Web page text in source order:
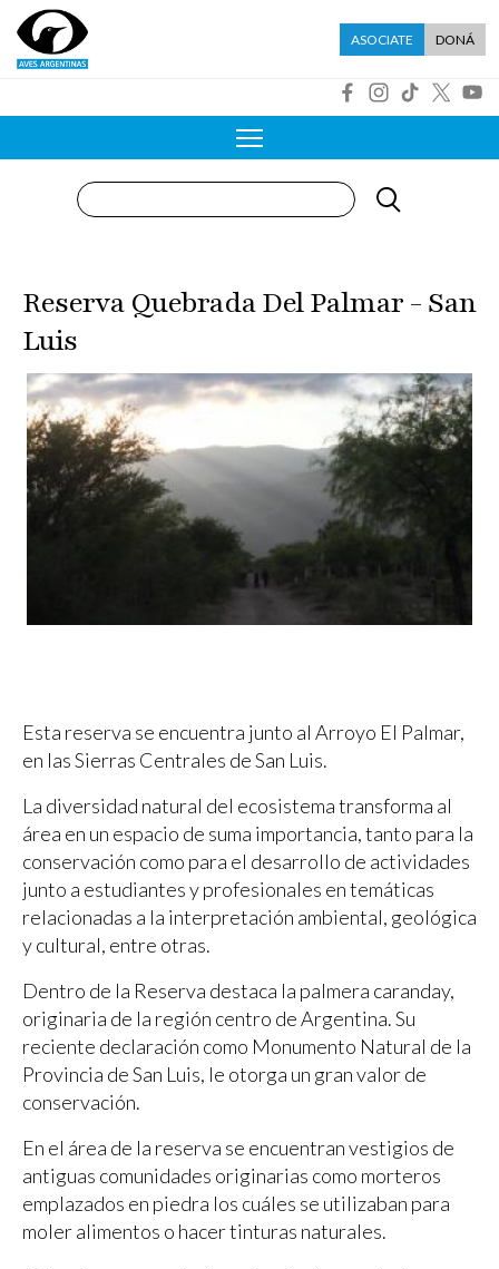
Pasar al contenido principal
Menú asociate
ASOCIATE DONÁ
Buscar
Reserva Quebrada Del Palmar - San
Luis
Esta reserva se encuentra junto al Arroyo El Palmar,
en las Sierras Centrales de San Luis.
La diversidad natural del ecosistema transforma al
área en un espacio de suma importancia, tanto para la
conservación como para el desarrollo de actividades
junto a estudiantes y profesionales en temáticas
relacionadas a la interpretación ambiental, geológica
y cultural, entre otras.
Dentro de la Reserva destaca la palmera caranday,
originaria de la región centro de Argentina. Su
reciente declaración como Monumento Natural de la
Provincia de San Luis, le otorga un gran valor de
conservación.
En el área de la reserva se encuentran vestigios de
antiguas comunidades originarias como morteros
emplazados en piedra los cuáles se utilizaban para
moler alimentos o hacer tinturas naturales.